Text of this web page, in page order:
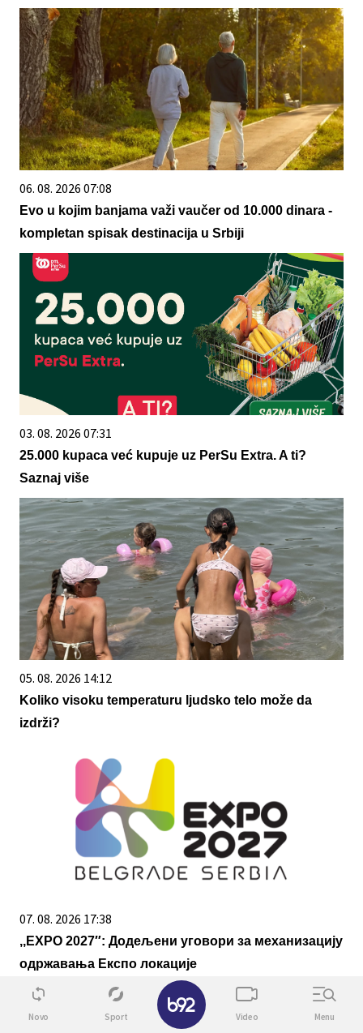
06. 08. 2026 07:08
Evo u kojim banjama važi vaučer od 10.000 dinara -
kompletan spisak destinacija u Srbiji
03. 08. 2026 07:31
25.000 kupaca već kupuje uz PerSu Extra. A ti?
Saznaj više
05. 08. 2026 14:12
Koliko visoku temperaturu ljudsko telo može da
izdrži?
07. 08. 2026 17:38
,,ЕXPO 2027″: Додељени уговори за механизацију
одржавања Експо локације
Novo Sport Video Menu
✕